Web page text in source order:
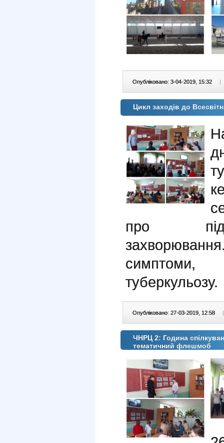
Опубліковано: 3-04-2019, 15:32 |
Цикл заходів до
про
симптоми,
туберкульозу.
Опубліковано: 27-03-2019, 12:58 |
ЧНРЦ 2: Година
тематичний флешмоб